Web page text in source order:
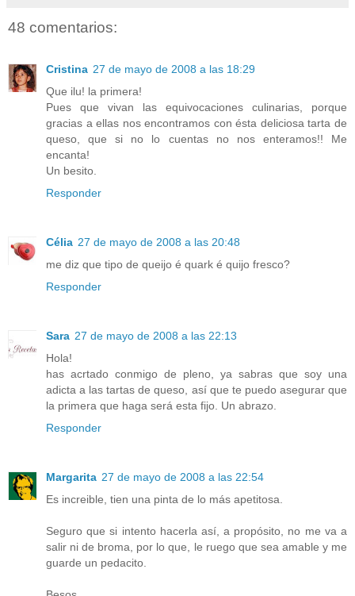
48 comentarios:
Cristina 27 de mayo de 2008 a las 18:29
Que ilu! la primera!
Pues que vivan las equivocaciones culinarias, porque
gracias a ellas nos encontramos con ésta deliciosa tarta de
queso, que si no lo cuentas no nos enteramos!! Me
encanta!
Un besito.
Responder
Célia 27 de mayo de 2008 a las 20:48
me diz que tipo de queijo é quark é quijo fresco?
Responder
Sara 27 de mayo de 2008 a las 22:13
Hola!
has acrtado conmigo de pleno, ya sabras que soy una
adicta a las tartas de queso, así que te puedo asegurar que
la primera que haga será esta fijo. Un abrazo.
Responder
Margarita 27 de mayo de 2008 a las 22:54
Es increible, tien una pinta de lo más apetitosa.
Seguro que si intento hacerla así, a propósito, no me va a
salir ni de broma, por lo que, le ruego que sea amable y me
guarde un pedacito.